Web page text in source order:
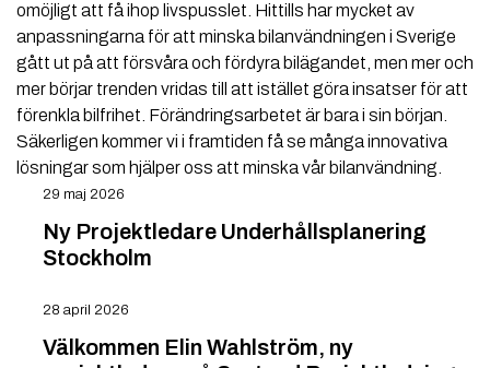
omöjligt att få ihop livspusslet. Hittills har mycket av
anpassningarna för att minska bilanvändningen i Sverige
gått ut på att försvåra och fördyra bilägandet, men mer och
mer börjar trenden vridas till att istället göra insatser för att
förenkla bilfrihet. Förändringsarbetet är bara i sin början.
Säkerligen kommer vi i framtiden få se många innovativa
lösningar som hjälper oss att minska vår bilanvändning.
Ny Projektledare Underhållsplanering
Stockholm
29 maj 2026
Välkommen Elin Wahlström, ny
28 april 2026